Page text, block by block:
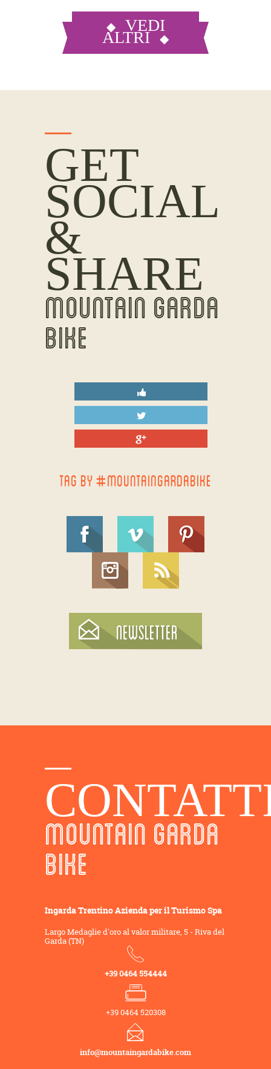
VEDI
ALTRI
GET
SOCIAL
&
SHARE
MOUNTAIN GARDA
BIKE
TAG BY #MOUNTAINGARDABIKE
MOUNTAIN GARDA
BIKE
Ingarda Trentino Azienda per il Turismo Spa
Largo Medaglie d'oro al valor militare, 5 - Riva del
Garda (TN)
+39 0464 554444
+39 0464 520308
info@mountaingardabike.com